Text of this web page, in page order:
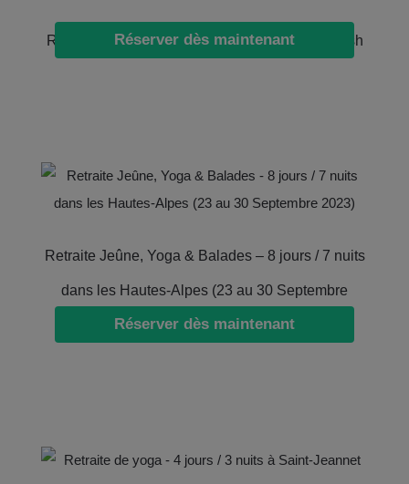
Retraite de yoga – 14 jours / 13 nuits à Rishikesh
Réserver dès maintenant
Retraite Jeûne, Yoga & Balades – 8 jours / 7 nuits
dans les Hautes-Alpes (23 au 30 Septembre
2023)
Réserver dès maintenant